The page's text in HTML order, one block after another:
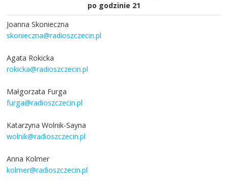
po godzinie 21
Joanna Skonieczna
skonieczna@radioszczecin.pl
Agata Rokicka
rokicka@radioszczecin.pl
Małgorzata Furga
furga@radioszczecin.pl
Katarzyna Wolnik-Sayna
wolnik@radioszczecin.pl
Anna Kolmer
kolmer@radioszczecin.pl